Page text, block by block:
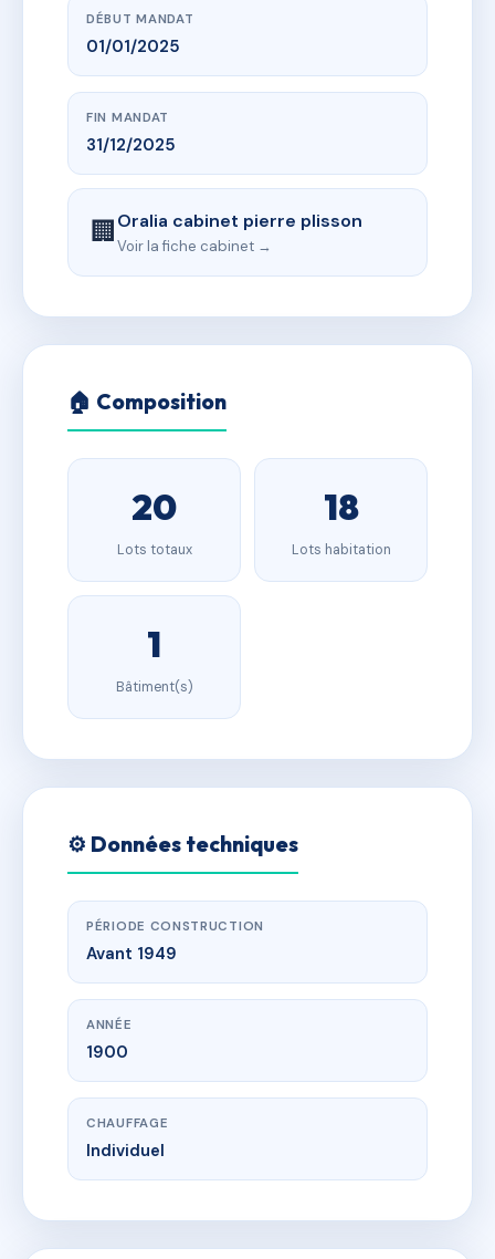
DÉBUT MANDAT
01/01/2025
FIN MANDAT
31/12/2025
🏢Oralia cabinet pierre plisson
Voir la fiche cabinet →
🏠 Composition
20
Lots totaux
18
Lots habitation
1
Bâtiment(s)
⚙️ Données techniques
PÉRIODE CONSTRUCTION
Avant 1949
ANNÉE
1900
CHAUFFAGE
Individuel